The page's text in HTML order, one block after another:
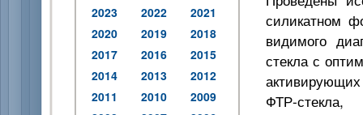
2023
2022
2021
2020
2019
2018
2017
2016
2015
2014
2013
2012
2011
2010
2009
силикатном
видимого
стекла с
ФТР-стекла,